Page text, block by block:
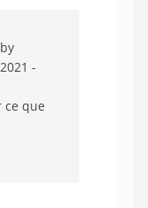
-
ce que